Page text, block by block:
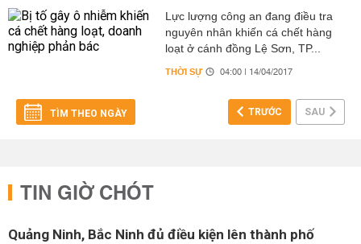
Lực lượng công an đang điều tra
nguyên nhân khiến cá chết hàng
loạt ở cánh đồng Lệ Sơn, TP...
THỜI SỰ 04:00 | 14/04/2017
TÌM THEO NGÀY TRƯỚC SAU
TIN GIỜ CHÓT
Quảng Ninh, Bắc Ninh đủ điều kiện lên thành phố